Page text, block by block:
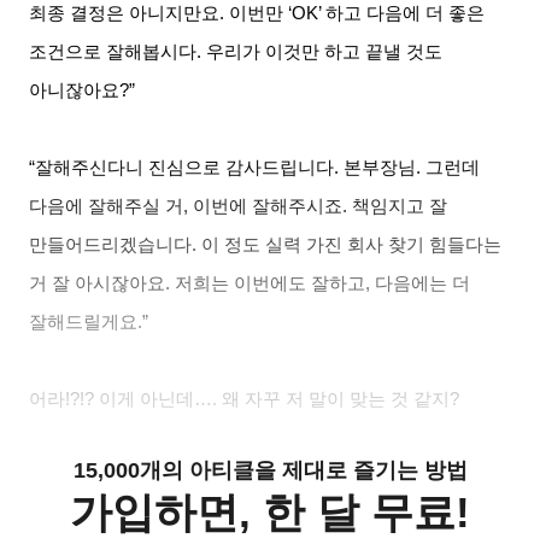
최종 결정은 아니지만요. 이번만 ‘OK’하고 다음에 더 좋은
조건으로 잘해봅시다. 우리가 이것만 하고 끝낼 것도
아니잖아요?”
“잘해주신다니 진심으로 감사드립니다. 본부장님. 그런데
다음에 잘해주실 거 , 이번에 잘해주시죠. 책임지고 잘
만들어드리겠습니다. 이 정도 실력 가진 회사 찾기 힘들다는
거 잘 아시잖아요. 저희는 이번에도 잘하고, 다음에는 더
잘해드릴게요.”
어라!?!? 이게 아닌데 …. 왜 자꾸 저 말이 맞는 것 같지 ?
15,000개의 아티클을 제대로 즐기는 방법
가입하면, 한 달 무료!